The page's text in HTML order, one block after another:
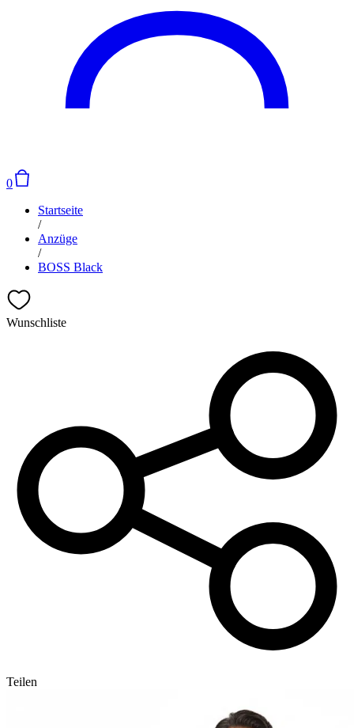
0
Startseite
/
Anzüge
/
BOSS Black
Wunschliste
Teilen